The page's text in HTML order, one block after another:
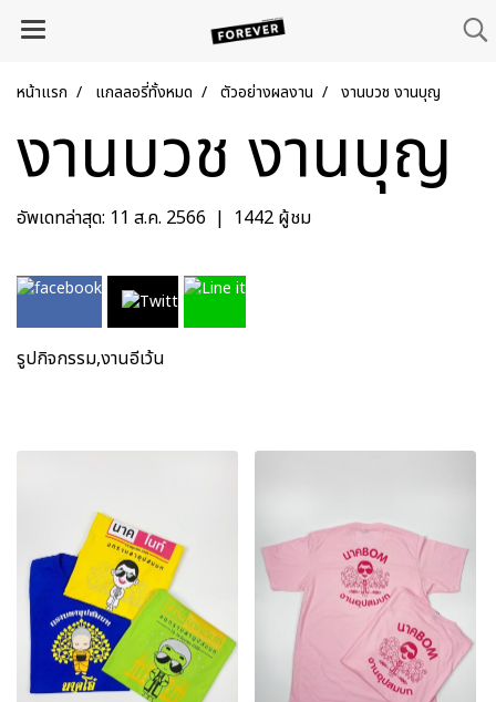
หน้าแรก แกลลอรี่ทั้งหมด ตัวอย่างผลงาน งานบวช งานบุญ
งานบวช งานบุญ
อัพเดทล่าสุด: 11 ส.ค. 2566 | 1442 ผู้ชม
รูปกิจกรรม,งานอีเว้น